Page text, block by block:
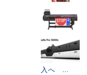
入へ ...